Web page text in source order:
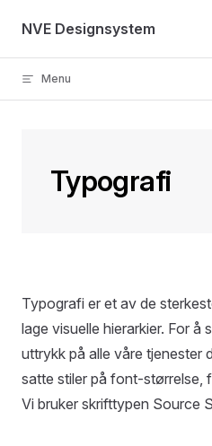
Skip to content
NVE Designsystem
Menu
Typografi
Typografi er et av de
lage visuelle hierarkier. For å
uttrykk på alle våre tjenester
satte stiler på font-størrelse,
Vi bruker skrifttypen Source